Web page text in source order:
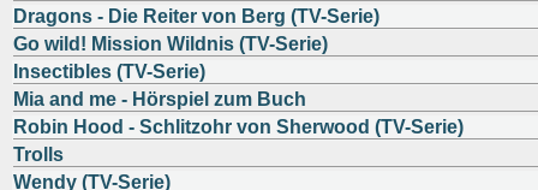
Dragons - Die Reiter von Berg (TV-Serie)
Go wild! Mission Wildnis (TV-Serie)
Insectibles (TV-Serie)
Mia and me - Hörspiel zum Buch
Robin Hood - Schlitzohr von Sherwood (TV-Serie)
Trolls
Wendy (TV-Serie)